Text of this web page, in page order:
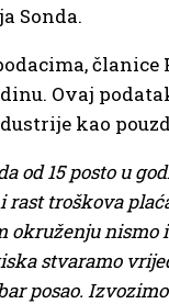
Sonda.
članice
Ovaj
kao
od 15 posto u
rast troškova
okruženju nismo
stvaramo
posao.